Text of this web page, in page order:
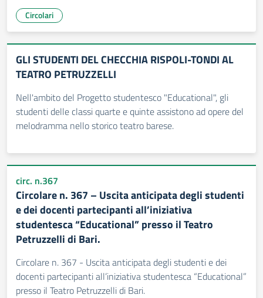
Circolari
GLI STUDENTI DEL CHECCHIA RISPOLI-TONDI AL
TEATRO PETRUZZELLI
Nell'ambito del Progetto studentesco "Educational", gli
studenti delle classi quarte e quinte assistono ad opere del
melodramma nello storico teatro barese.
circ. n.367
Circolare n. 367 – Uscita anticipata degli studenti
e dei docenti partecipanti all’iniziativa
studentesca “Educational” presso il Teatro
Petruzzelli di Bari.
Circolare n. 367 - Uscita anticipata degli studenti e dei
docenti partecipanti all’iniziativa studentesca “Educational”
presso il Teatro Petruzzelli di Bari.